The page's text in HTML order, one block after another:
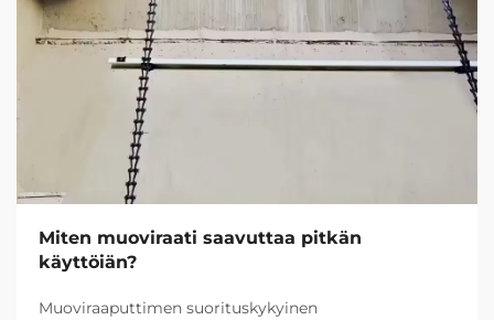
Miten muoviraati saavuttaa pitkän
käyttöiän?
Muoviraaputtimen suorituskykyinen